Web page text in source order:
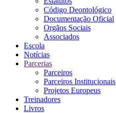
Código Deontológico
Documentação Oficial
Orgãos Sociais
Associados
Escola
Notícias
Parcerias
Parceiros
Parceiros Institucionais
Projetos Europeus
Treinadores
Livros